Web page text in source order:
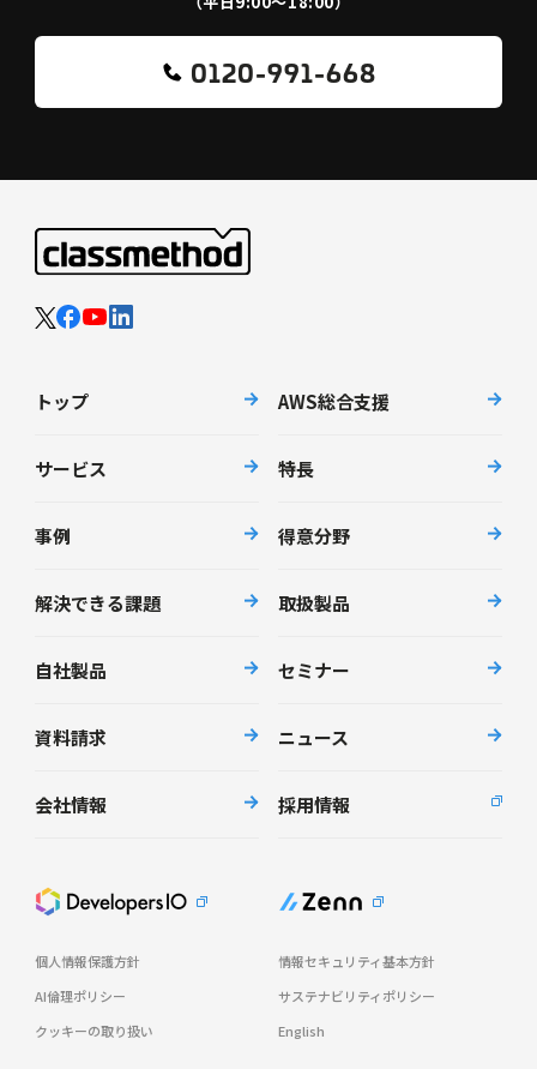
0120-991-668
トップ AWS総合支援
サービス 特長
事例 得意分野
解決できる課題 取扱製品
自社製品 セミナー
資料請求 ニュース
会社情報 採用情報
個人情報保護方針
情報セキュリティ基本方針
AI倫理ポリシー
サステナビリティポリシー
クッキーの取り扱い
English